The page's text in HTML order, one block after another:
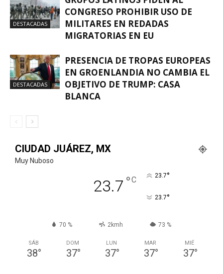
DESTACADAS
CONGRESO PROHIBIR USO DE
MILITARES EN REDADAS
MIGRATORIAS EN EU
DESTACADAS
PRESENCIA DE TROPAS EUROPEAS
EN GROENLANDIA NO CAMBIA EL
OBJETIVO DE TRUMP: CASA
BLANCA
CIUDAD JUÁREZ, MX
Muy Nuboso
23.7 °C 23.7°
23.7°
70 % 2kmh 73 %
SÁB
38°
DOM
37°
LUN
37°
MAR
37°
MIÉ
37°